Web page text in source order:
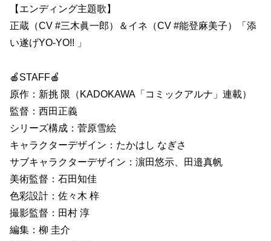
【エンディング主題歌】
正蔵（CV #三木眞一郎）＆イネ（CV #能登麻美子）「添
い遂げYO-YO!! 」
🍎STAFF🍎
原作：新挑 限（KADOKAWA「コミックアルナ」連載）
監督：西田正義
シリーズ構成：菅原雪絵
キャラクターデザイン：たかはし なぎさ
サブキャラクターデザイン：濵田悠示、田邉真帆
美術監督：石田知佳
色彩設計：佐々木 梓
撮影監督：田村 淳
編集：柳 圭介